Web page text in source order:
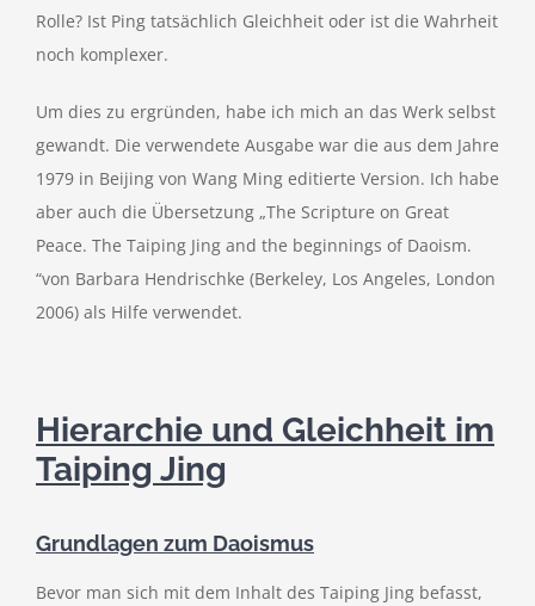
Rolle? Ist Ping tatsächlich Gleichheit oder ist die Wahrheit
noch komplexer.
Um dies zu ergründen, habe ich mich an das Werk selbst
gewandt. Die verwendete Ausgabe war die aus dem Jahre
1979 in Beijing von Wang Ming editierte Version. Ich habe
aber auch die Übersetzung „The Scripture on Great
Peace. The Taiping Jing and the beginnings of Daoism.
“von Barbara Hendrischke (Berkeley, Los Angeles, London
2006) als Hilfe verwendet.
Hierarchie und Gleichheit im
Taiping Jing
Grundlagen zum Daoismus
Bevor man sich mit dem Inhalt des Taiping Jing befasst,